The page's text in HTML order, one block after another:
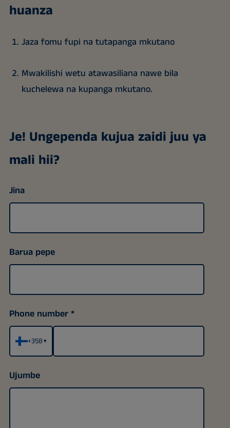
huanza
Jaza fomu fupi na tutapanga mkutano
Mwakilishi wetu atawasiliana nawe bila
kuchelewa na kupanga mkutano.
Je! Ungependa kujua zaidi juu ya
mali hii?
Jina
Barua pepe
Phone number
+358▾
Ujumbe